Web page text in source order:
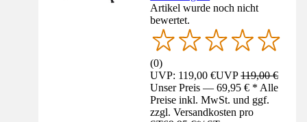
Artikel wurde noch nicht
bewertet.
(0)
UVP: 119,00 €UVP119,00 €
Unser Preis — 69,95 € * Alle
Preise inkl. MwSt. und ggf.
zzgl. Versandkosten pro